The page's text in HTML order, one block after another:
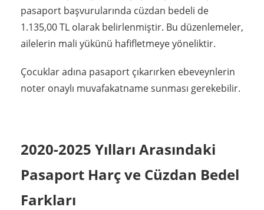
pasaport başvurularında cüzdan bedeli de
1.135,00 TL olarak belirlenmiştir. Bu düzenlemeler,
ailelerin mali yükünü hafifletmeye yöneliktir.
Çocuklar adına pasaport çıkarırken ebeveynlerin
noter onaylı muvafakatname sunması gerekebilir.
2020-2025 Yılları Arasındaki
Pasaport Harç ve Cüzdan Bedel
Farkları